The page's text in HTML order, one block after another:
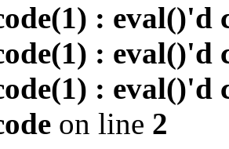
: eval()'d
: eval()'d
: eval()'d
on line 2